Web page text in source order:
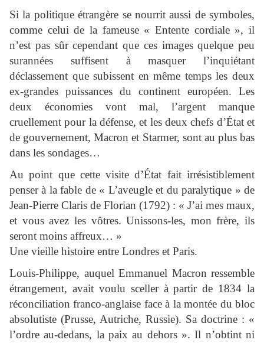
Si la politique étrangère se nourrit aussi de symboles,
comme celui de la fameuse « Entente cordiale », il
n’est pas sûr cependant que ces images quelque peu
surannées suffisent à masquer l’inquiétant
déclassement que subissent en même temps les deux
ex-grandes puissances du continent européen. Les
deux économies vont mal, l’argent manque
cruellement pour la défense, et les deux chefs d’État et
de gouvernement, Macron et Starmer, sont au plus bas
dans les sondages…
Au point que cette visite d’État fait irrésistiblement
penser à la fable de « L’aveugle et du paralytique » de
Jean-Pierre Claris de Florian (1792) : « J’ai mes maux,
et vous avez les vôtres. Unissons-les, mon frère, ils
seront moins affreux… »
Une vieille histoire entre Londres et Paris.
Louis-Philippe, auquel Emmanuel Macron ressemble
étrangement, avait voulu sceller à partir de 1834 la
réconciliation franco-anglaise face à la montée du bloc
absolutiste (Prusse, Autriche, Russie). Sa doctrine : «
l’ordre au-dedans, la paix au dehors ». Il n’obtint ni